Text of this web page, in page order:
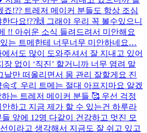
죠!?? 트레저 메이커 분들도 항상 조심
다요!??🙌 그래야 우리 꼭 볼수있으니
!! 아쉬운 소식 들려드려서 미안해요
는 트메한테 너무너무 미안하네요…
서도 많이 도와주셔서 잘 지내고 있어
장 없이 ‘직진’ 할거니까 너무 염려 말
날만 떠올리면서 몸 관리 잘할게요 진
🤙 우리 트메는 절대 아프지마요 알겠
는 트레저 메이커 분들 🥰 우선 걱정
하고 지금 제가 할 수 있는건 하루라
앞에 12명 다같이 건강하고 멋진 모
이라고 생각해서 지금도 잘 쉬고 있고